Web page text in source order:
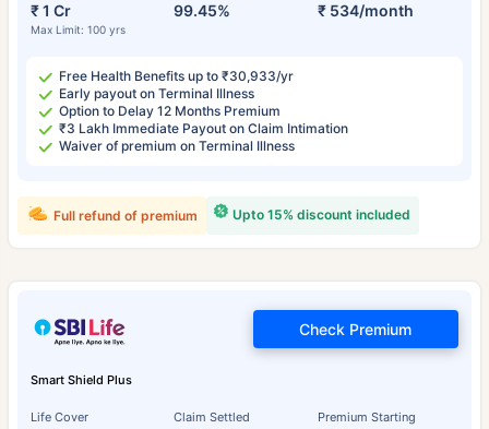
₹ 1 Cr
Max Limit: 100 yrs
99.45% ₹ 534/month
Free Health Benefits up to ₹30,933/yr
Early payout on Terminal Illness
Option to Delay 12 Months Premium
₹3 Lakh Immediate Payout on Claim Intimation
Waiver of premium on Terminal Illness
Upto 15% discount included
Full refund of premium
Smart Shield Plus
Life Cover Claim Settled Premium Starting
Check Premium